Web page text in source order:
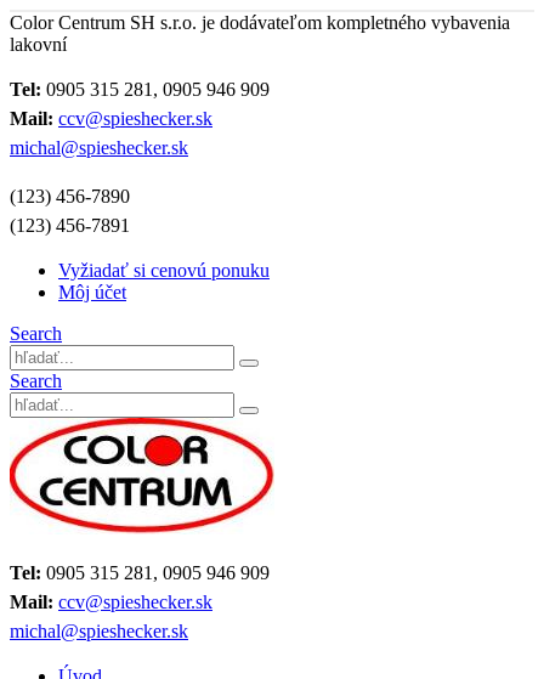
Color Centrum SH s.r.o. je dodávateľom kompletného vybavenia
lakovní
Tel: 0905 315 281, 0905 946 909
Mail: ccv@spieshecker.sk
michal@spieshecker.sk
(123) 456-7890
(123) 456-7891
Vyžiadať si cenovú ponuku
Môj účet
Search
Search
Tel: 0905 315 281, 0905 946 909
Mail: ccv@spieshecker.sk
michal@spieshecker.sk